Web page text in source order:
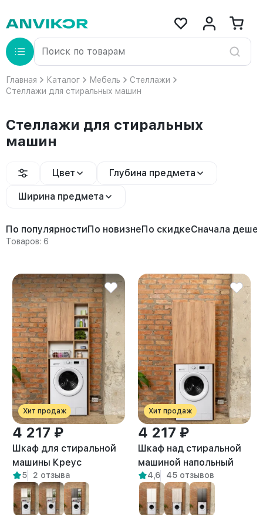
Главная Каталог Мебель
Стеллажи
Стеллажи для стиральных машин
Стеллажи для стиральных
машин
Цвет Глубина предмета
Ширина предмета
По популярностиПо новизнеПо скидкеСначала
Товаров: 6
Хит продаж
4 217 ₽
Шкаф для стиральной
машины Креус
амаретто
5 2 отзыва
Хит продаж
4 217 ₽
Шкаф над стиральной
машиной напольный
Гата амаретто
4,6 45 отзывов